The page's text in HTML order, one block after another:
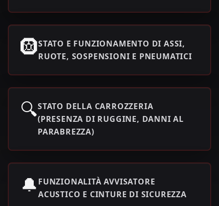
🛞STATO E FUNZIONAMENTO DI ASSI,
RUOTE, SOSPENSIONI E PNEUMATICI
🔍STATO DELLA CARROZZERIA
(PRESENZA DI RUGGINE, DANNI AL
PARABREZZA)
🔔 FUNZIONALITÀ AVVISATORE
ACUSTICO E CINTURE DI SICUREZZA